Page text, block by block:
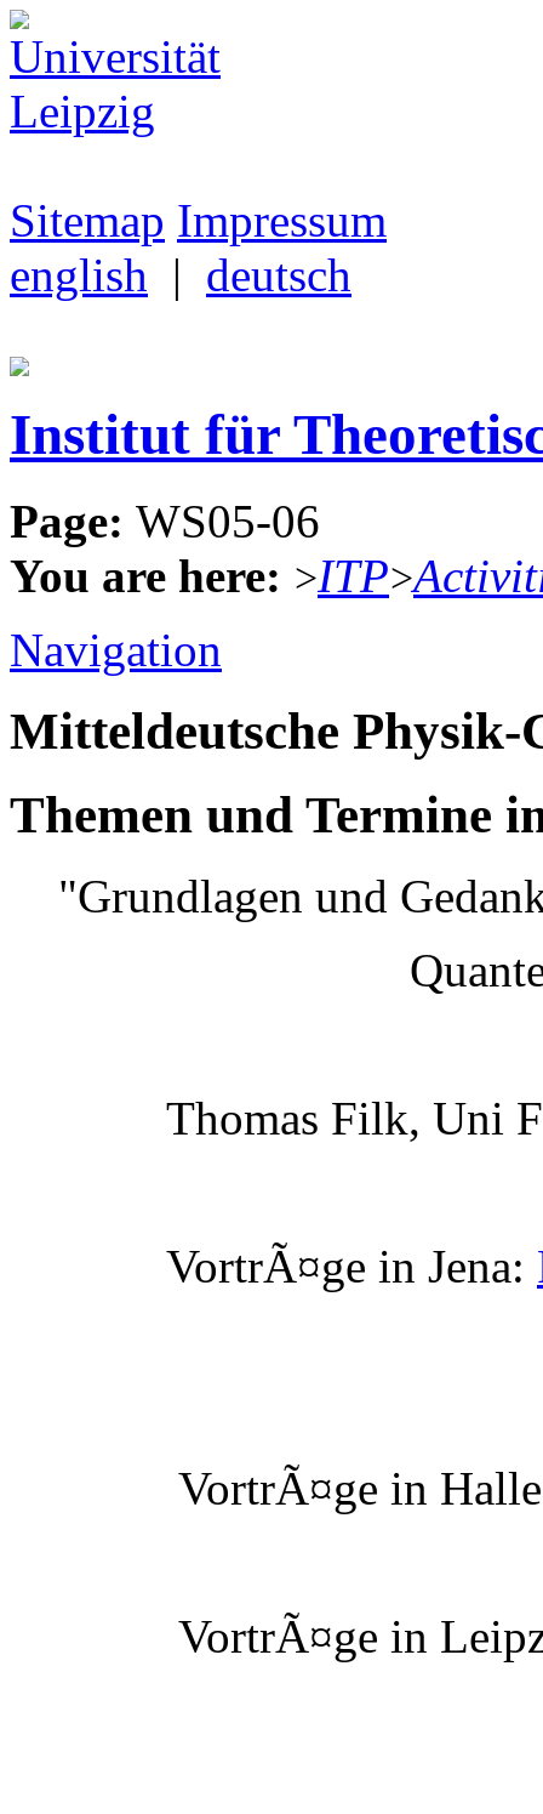
Sitemap Impressum
english | deutsch
Institut für
Page: WS05-06
You are here: >ITP>
Navigation
Mitteldeutsche Physik-
Themen und Termine
"Grundlagen und
Thomas Filk, Uni
VortrÃ¤ge in Jena:
VortrÃ¤ge in
VortrÃ¤ge in